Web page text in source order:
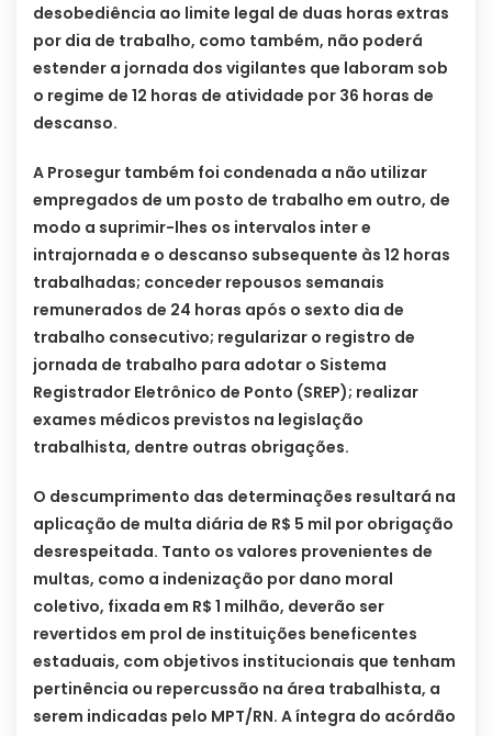
desobediência ao limite legal de duas horas extras
por dia de trabalho, como também, não poderá
estender a jornada dos vigilantes que laboram sob
o regime de 12 horas de atividade por 36 horas de
descanso.
A Prosegur também foi condenada a não utilizar
empregados de um posto de trabalho em outro, de
modo a suprimir-lhes os intervalos inter e
intrajornada e o descanso subsequente às 12 horas
trabalhadas; conceder repousos semanais
remunerados de 24 horas após o sexto dia de
trabalho consecutivo; regularizar o registro de
jornada de trabalho para adotar o Sistema
Registrador Eletrônico de Ponto (SREP); realizar
exames médicos previstos na legislação
trabalhista, dentre outras obrigações.
O descumprimento das determinações resultará na
aplicação de multa diária de R$ 5 mil por obrigação
desrespeitada. Tanto os valores provenientes de
multas, como a indenização por dano moral
coletivo, fixada em R$ 1 milhão, deverão ser
revertidos em prol de instituições beneficentes
estaduais, com objetivos institucionais que tenham
pertinência ou repercussão na área trabalhista, a
serem indicadas pelo MPT/RN. A íntegra do acórdão